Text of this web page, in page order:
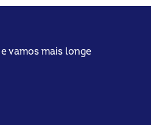
vamos mais longe